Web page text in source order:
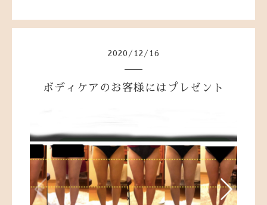
2020 / 12 / 16
ボディケアのお客様にはプレゼント